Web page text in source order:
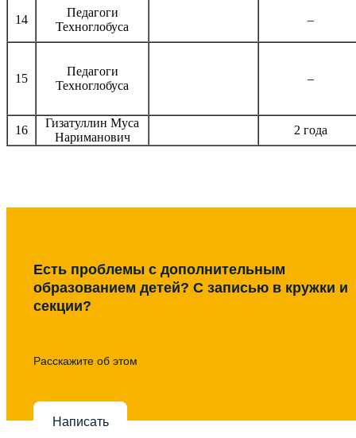
14
Педагоги
Техноглобуса
–
15
Педагоги
Техноглобуса
–
16
Гизатуллин Муса
Нариманович
2 года
Есть проблемы с дополнительным
образованием детей? С записью в кружки и
секции?
Расскажите об этом
Написать